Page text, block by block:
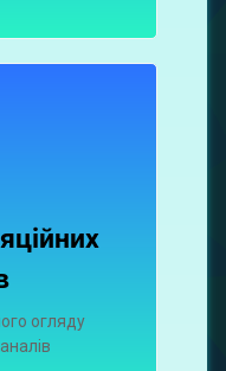
огляду